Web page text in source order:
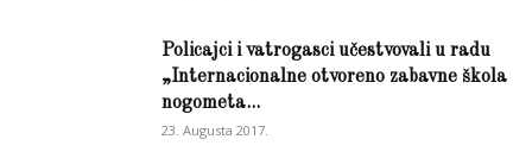
Policajci i vatrogasci učestvovali u radu
„Internacionalne otvoreno zabavne škola
nogometa...
23. Augusta 2017.